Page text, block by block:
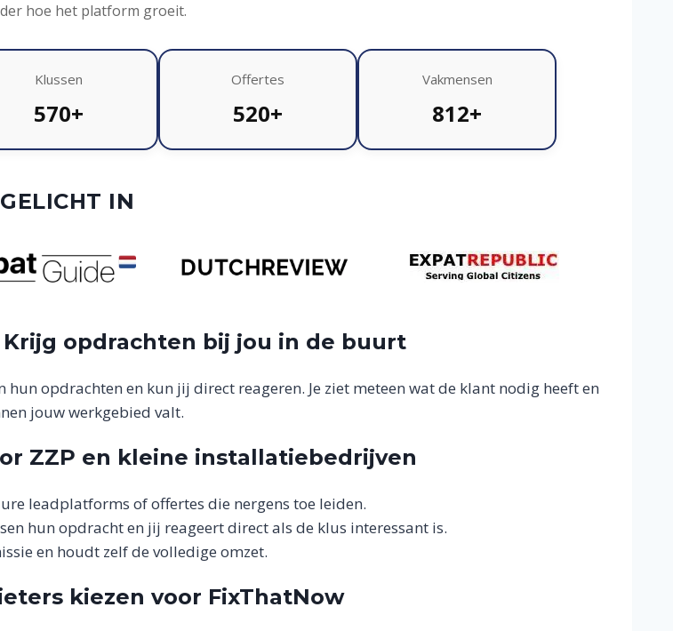
hoe het platform groeit.
Klussen
570+
Offertes
520+
Vakmensen
812+
IN
opdrachten bij jou in de buurt
opdrachten en kun jij direct reageren. Je ziet meteen wat de klant nodig heeft en
jouw werkgebied valt.
ZZP en kleine installatiebedrijven
leadplatforms of offertes die nergens toe leiden.
hun opdracht en jij reageert direct als de klus interessant is.
en houdt zelf de volledige omzet.
kiezen voor FixThatNow